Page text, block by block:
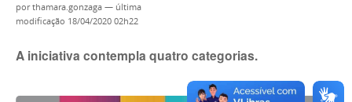
porthamara.gonzaga — última
modificação 18/04/2020 02h22
A iniciativa contempla quatro categorias.